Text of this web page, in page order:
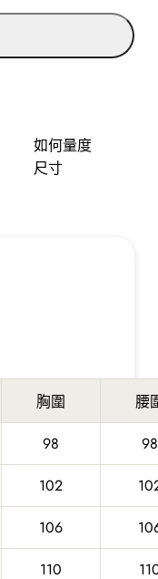
如何量度
尺寸
胸圍
腰
98
98
102
106
110